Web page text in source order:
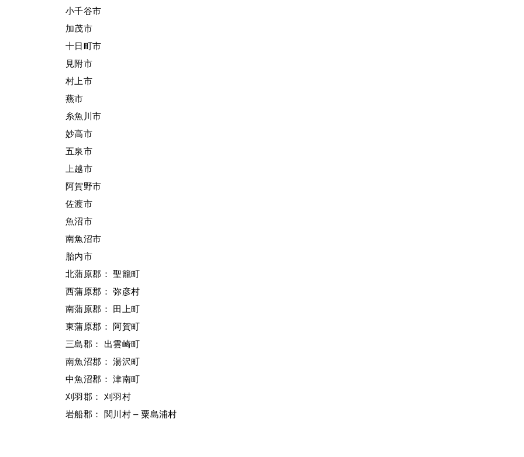
小千谷市
加茂市
十日町市
見附市
村上市
燕市
糸魚川市
妙高市
五泉市
上越市
阿賀野市
佐渡市
魚沼市
南魚沼市
胎内市
北蒲原郡： 聖籠町
西蒲原郡： 弥彦村
南蒲原郡： 田上町
東蒲原郡： 阿賀町
三島郡： 出雲崎町
南魚沼郡： 湯沢町
中魚沼郡： 津南町
刈羽郡： 刈羽村
岩船郡： 関川村 – 粟島浦村